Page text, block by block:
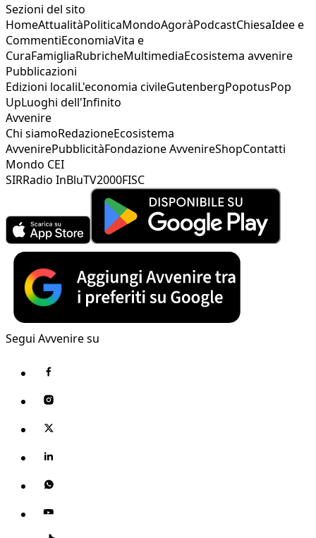
Sezioni del sito
HomeAttualitàPoliticaMondoAgoràPodcastChiesaIdee e
CommentiEconomiaVita e
CuraFamigliaRubricheMultimediaEcosistema avvenire
Pubblicazioni
Edizioni localiL'economia civileGutenbergPopotusPop
UpLuoghi dell'Infinito
Avvenire
Chi siamoRedazioneEcosistema
AvvenirePubblicitàFondazione AvvenireShopContatti
Mondo CEI
SIRRadio InBluTV2000FISC
Segui Avvenire su